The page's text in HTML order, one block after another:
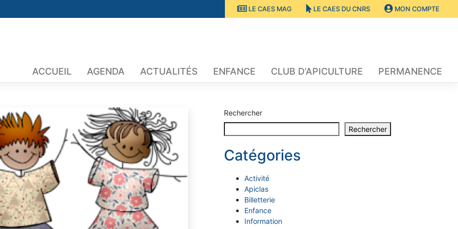
LE CAES MAG LE CAES DU CNRS MON COMPTE
ACCUEIL AGENDA ACTUALITÉS ENFANCE CLUB D’APICULTURE PERMANENCE
Rechercher
Rechercher
Catégories
Activité
Apiclas
Billetterie
Enfance
Information